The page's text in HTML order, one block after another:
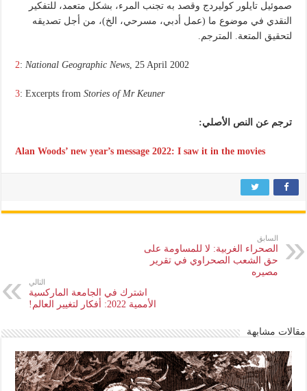
صموئيل تايلور كوليردج وقصد به تجنب المرء، بشكل متعمد، للتفكير
النقدي في موضوع ما (عمل أدبي، مسرحي، الخ)، من أجل تصديقه
لتحقيق المتعة. المترجم.
2:National Geographic News, 25 April 2002
3: Excerpts fromStories of Mr Keuner
ترجم عن النص الأصلي:
Alan Woods’ new year’s message 2022: I saw it in the movies
السابق
الصحراء الغربية: لا للمساومة على
حق الشعب الصحراوي في تقرير
مصيره
التالي
اشترك في الجامعة الماركسية
الأممية 2022: أفكار لتغيير العالم!
مقالات مشابهة